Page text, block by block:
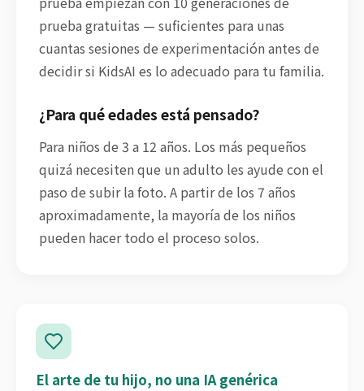
prueba gratuitas — suficientes para unas
cuantas sesiones de experimentación antes de
decidir si KidsAI es lo adecuado para tu familia.
¿Para qué edades está pensado?
Para niños de 3 a 12 años. Los más pequeños
quizá necesiten que un adulto les ayude con el
paso de subir la foto. A partir de los 7 años
aproximadamente, la mayoría de los niños
pueden hacer todo el proceso solos.
El arte de tu hijo, no una IA genérica